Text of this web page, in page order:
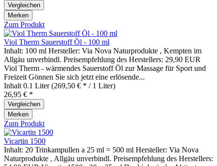
Vergleichen
Merken
Zum Produkt
Viol Therm Sauerstoff Öl - 100 ml
Inhalt: 100 ml Hersteller: Via Nova Naturprodukte , Kempten im
Allgäu unverbindl. Preisempfehlung des Herstellers: 29,90 EUR
Viol Therm - wärmendes Sauerstoff Öl zur Massage für Sport und
Freizeit Gönnen Sie sich jetzt eine erlösende...
Inhalt 0.1 Liter(269,50 € * / 1 Liter)
26,95 € *
Vergleichen
Merken
Zum Produkt
Vicartin 1500
Inhalt: 20 Trinkampullen a 25 ml = 500 ml Hersteller: Via Nova
Naturprodukte , Allgäu unverbindl. Preisempfehlung des Herstellers: